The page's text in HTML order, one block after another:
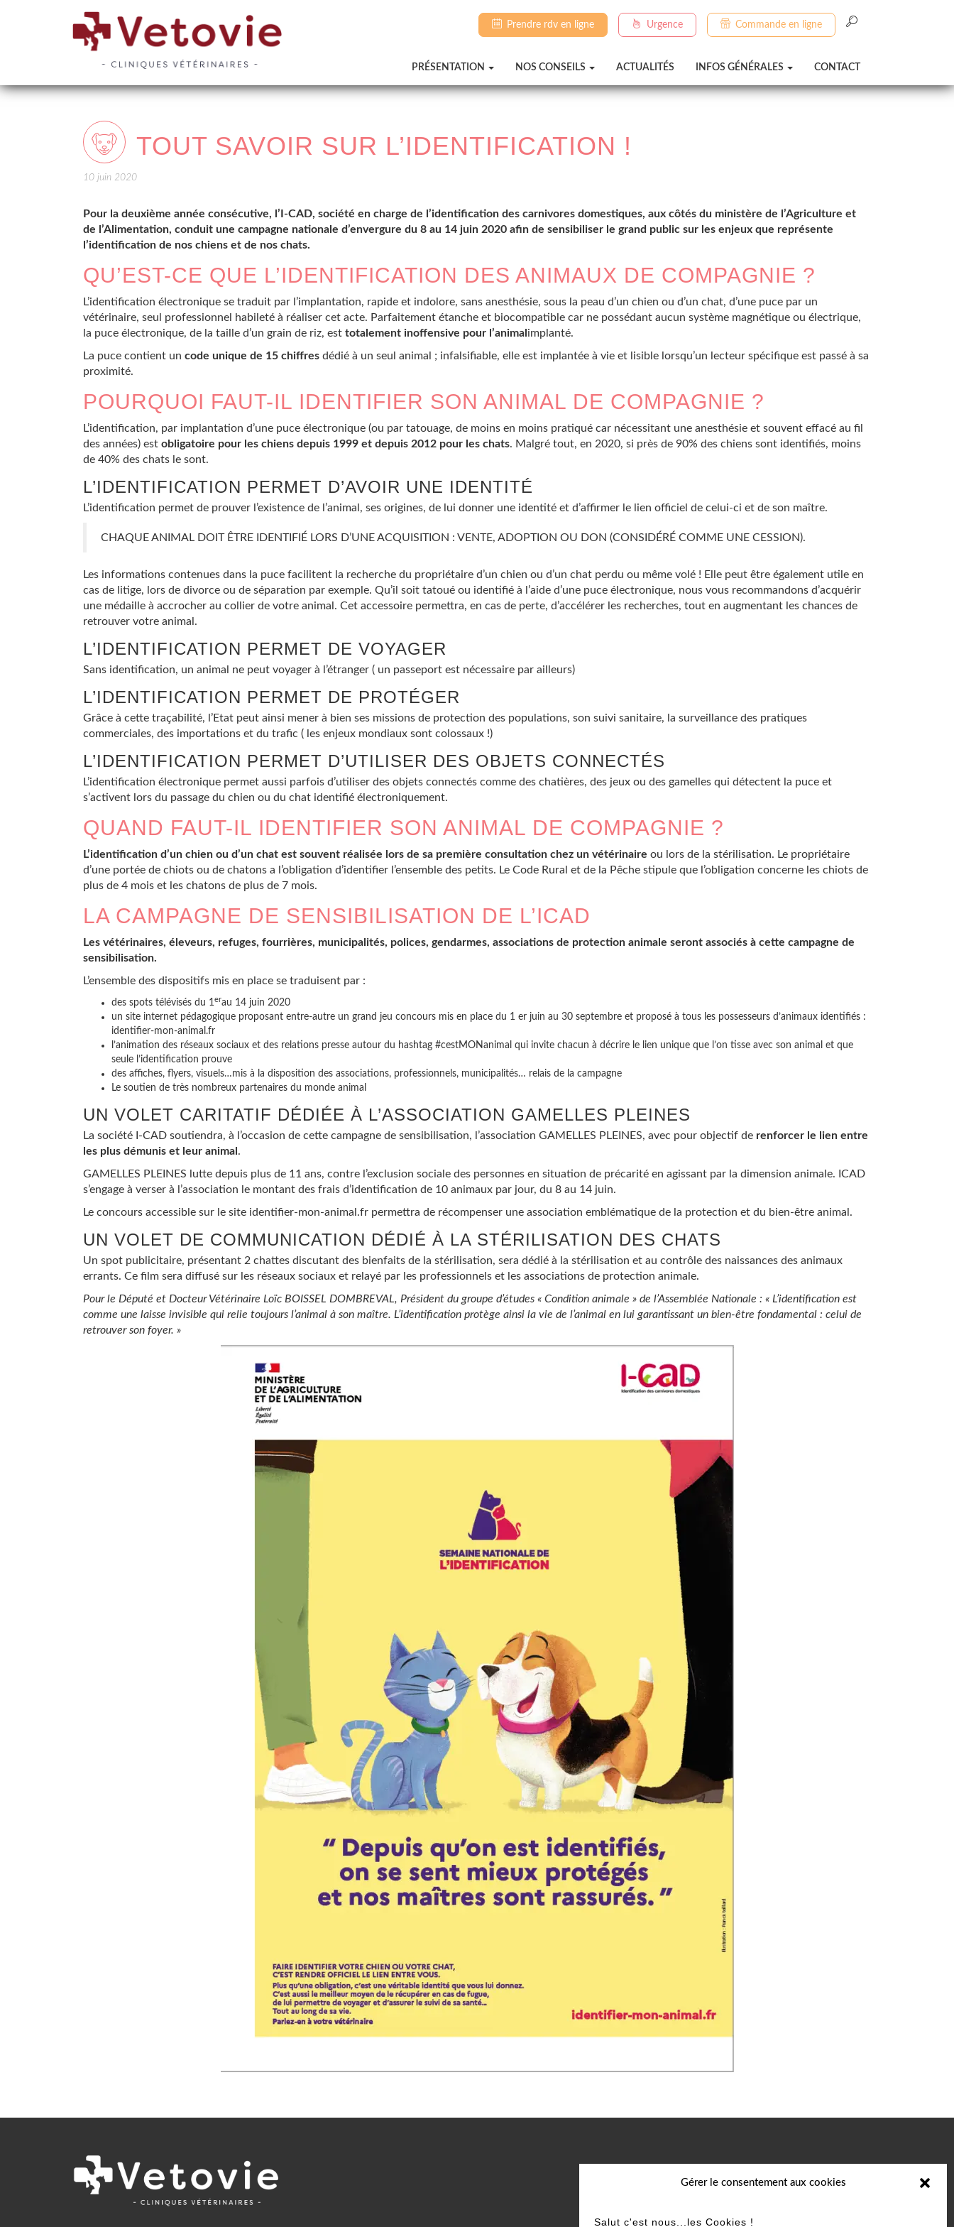
Gérer le consentement aux cookies
Salut c'est nous...les Cookies !
Prendre rdv en ligne Urgence Commande en ligne
PRÉSENTATION NOS CONSEILS ACTUALITÉS INFOS GÉNÉRALES CONTACT
TOUT SAVOIR SUR L’IDENTIFICATION !
10 juin 2020
Pour la deuxième année consécutive, l’I-CAD, société en charge de l’identification des carnivores domestiques, aux côtés du ministère de l’Agriculture et
de l’Alimentation, conduit une campagne nationale d’envergure du 8 au 14 juin 2020 afin de sensibiliser le grand public sur les enjeux que représente
l’identification de nos chiens et de nos chats.
QU’EST-CE QUE L’IDENTIFICATION DES ANIMAUX DE COMPAGNIE ?
L’identification électronique se traduit par l’implantation, rapide et indolore, sans anesthésie, sous la peau d’un chien ou d’un chat, d’une puce par un
vétérinaire, seul professionnel habileté à réaliser cet acte. Parfaitement étanche et biocompatible car ne possédant aucun système magnétique ou électrique,
la puce électronique, de la taille d’un grain de riz, est totalement inoffensive pour l’animal implanté.
La puce contient un code unique de 15 chiffres dédié à un seul animal ; infalsifiable, elle est implantée à vie et lisible lorsqu’un lecteur spécifique est passé à sa
proximité.
POURQUOI FAUT-IL IDENTIFIER SON ANIMAL DE COMPAGNIE ?
L’identification, par implantation d’une puce électronique (ou par tatouage, de moins en moins pratiqué car nécessitant une anesthésie et souvent effacé au fil
des années) est obligatoire pour les chiens depuis 1999 et depuis 2012 pour les chats. Malgré tout, en 2020, si près de 90% des chiens sont identifiés, moins
de 40% des chats le sont.
L’IDENTIFICATION PERMET D’AVOIR UNE IDENTITÉ
L’identification permet de prouver l’existence de l’animal, ses origines, de lui donner une identité et d’affirmer le lien officiel de celui-ci et de son maître.
CHAQUE ANIMAL DOIT ÊTRE IDENTIFIÉ LORS D’UNE ACQUISITION : VENTE, ADOPTION OU DON (CONSIDÉRÉ COMME UNE CESSION).
Les informations contenues dans la puce facilitent la recherche du propriétaire d’un chien ou d’un chat perdu ou même volé ! Elle peut être également utile en
cas de litige, lors de divorce ou de séparation par exemple. Qu’il soit tatoué ou identifié à l’aide d’une puce électronique, nous vous recommandons d’acquérir
une médaille à accrocher au collier de votre animal. Cet accessoire permettra, en cas de perte, d’accélérer les recherches, tout en augmentant les chances de
retrouver votre animal.
L’IDENTIFICATION PERMET DE VOYAGER
Sans identification, un animal ne peut voyager à l’étranger ( un passeport est nécessaire par ailleurs)
L’IDENTIFICATION PERMET DE PROTÉGER
Grâce à cette traçabilité, l’Etat peut ainsi mener à bien ses missions de protection des populations, son suivi sanitaire, la surveillance des pratiques
commerciales, des importations et du trafic ( les enjeux mondiaux sont colossaux !)
L’IDENTIFICATION PERMET D’UTILISER DES OBJETS CONNECTÉS
L’identification électronique permet aussi parfois d’utiliser des objets connectés comme des chatières, des jeux ou des gamelles qui détectent la puce et
s’activent lors du passage du chien ou du chat identifié électroniquement.
QUAND FAUT-IL IDENTIFIER SON ANIMAL DE COMPAGNIE ?
L’identification d’un chien ou d’un chat est souvent réalisée lors de sa première consultation chez un vétérinaire ou lors de la stérilisation. Le propriétaire
d’une portée de chiots ou de chatons a l’obligation d’identifier l’ensemble des petits. Le Code Rural et de la Pêche stipule que l’obligation concerne les chiots de
plus de 4 mois et les chatons de plus de 7 mois.
LA CAMPAGNE DE SENSIBILISATION DE L’ICAD
Les vétérinaires, éleveurs, refuges, fourrières, municipalités, polices, gendarmes, associations de protection animale seront associés à cette campagne de
sensibilisation.
L’ensemble des dispositifs mis en place se traduisent par :
des spots télévisés du 1erau 14 juin 2020
un site internet pédagogique proposant entre-autre un grand jeu concours mis en place du 1 er juin au 30 septembre et proposé à tous les possesseurs d’animaux identifiés :
identifier-mon-animal.fr
l’animation des réseaux sociaux et des relations presse autour du hashtag #cestMONanimal qui invite chacun à décrire le lien unique que l’on tisse avec son animal et que
seule l’identification prouve
des affiches, flyers, visuels…mis à la disposition des associations, professionnels, municipalités… relais de la campagne
Le soutien de très nombreux partenaires du monde animal
UN VOLET CARITATIF DÉDIÉE À L’ASSOCIATION GAMELLES PLEINES
La société I-CAD ​ soutiendra, à l’occasion de cette campagne de sensibilisation, l’association GAMELLES PLEINES​, avec pour objectif de renforcer le lien entre
les plus démunis et leur animal .
GAMELLES PLEINES ​ lutte depuis plus de 11 ans, contre l’exclusion sociale des personnes en situation de précarité en agissant par la dimension animale. ICAD
s’engage à verser à l’association le montant des frais d’identification de 10 animaux par jour, du 8 au 14 juin.
Le concours accessible sur le site identifier-mon-animal.fr ​ permettra de récompenser une association emblématique de la protection et du bien-être animal.
UN VOLET DE COMMUNICATION DÉDIÉ À LA STÉRILISATION DES CHATS
Un spot publicitaire, présentant 2 chattes discutant des bienfaits de la stérilisation, sera dédié à la stérilisation et au contrôle des naissances des animaux
errants. Ce film sera diffusé sur les réseaux sociaux et relayé par les professionnels et les associations de protection animale.
Pour le Député et Docteur Vétérinaire Loïc BOISSEL DOMBREVAL, Président du groupe d’études « Condition animale » de l’Assemblée Nationale : « L’identification est
comme une laisse invisible qui relie toujours l’animal à son maître. L’identification protège ainsi la vie de l’animal en lui garantissant un bien-être fondamental : celui de
retrouver son foyer. »